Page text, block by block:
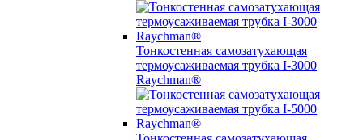
Тонкостенная самозатухающая
термоусаживаемая трубка I-3000
Raychman®